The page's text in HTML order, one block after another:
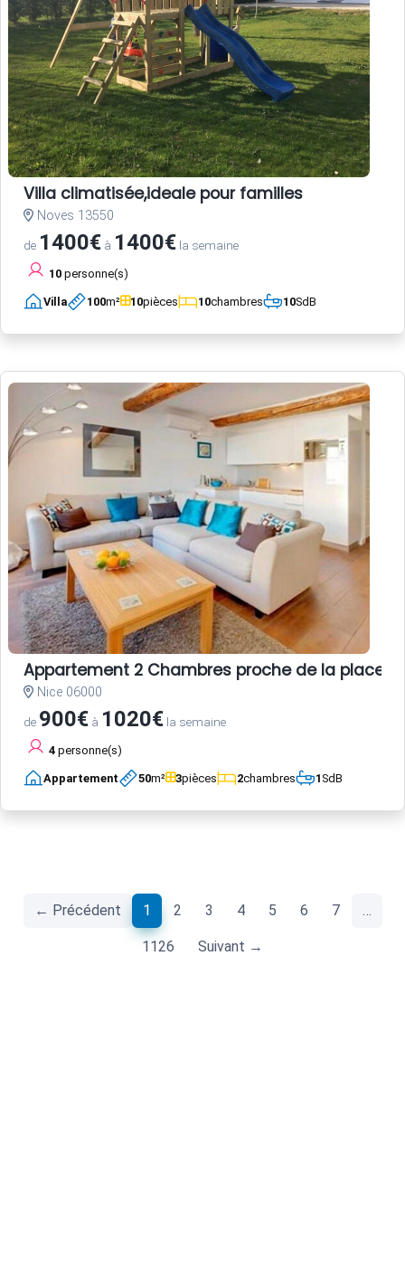
Villa climatisée,ideale pour familles
Noves 13550
de 1400€ à 1400€ la semaine
10 personne(s)
Villa 100m² 10pièces 10chambres 10SdB
Appartement 2 Chambres proche de la place
Nice 06000
de 900€ à 1020€ la semaine
4 personne(s)
Appartement 50m² 3pièces 2chambres 1SdB
← Précédent 1 (current)
2 3 4 5 6 7 …
1126 Suivant →